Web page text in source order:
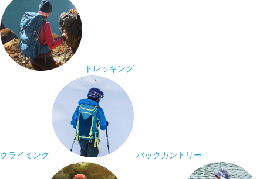
トレッキング
クライミング バックカントリー